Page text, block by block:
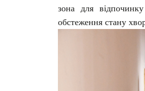
зона для
обстеження стану